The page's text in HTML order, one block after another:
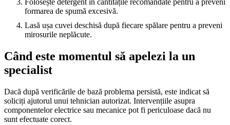
Folosește detergent în cantitățile recomandate pentru a preveni
formarea de spumă excesivă.
Lasă ușa cuvei deschisă după fiecare spălare pentru a preveni
mirosurile neplăcute.
Când este momentul să apelezi la un
specialist
Dacă după verificările de bază problema persistă, este indicat să
soliciți ajutorul unui tehnician autorizat. Intervențiile asupra
componentelor electrice sau mecanice pot fi periculoase dacă nu
sunt efectuate corect.